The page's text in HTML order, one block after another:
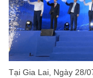
Tại Gia Lai, Ngày 28/